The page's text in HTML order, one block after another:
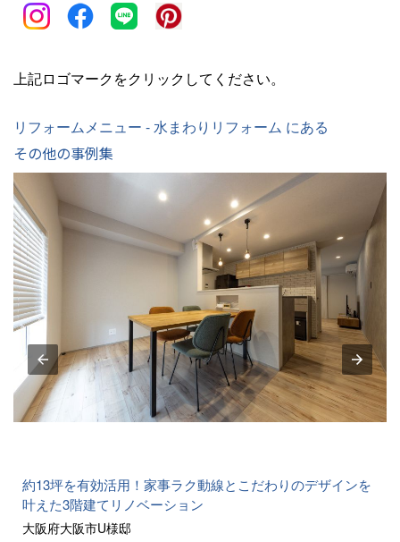
上記ロゴマークをクリックしてください。
リフォームメニュー - 水まわりリフォーム にある
その他の事例集
約13坪を有効活用！家事ラク動線とこだわりのデザインを
叶えた3階建てリノベーション
大阪府大阪市U様邸